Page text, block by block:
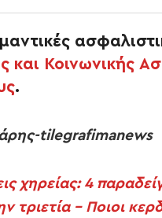
και Κοινωνικής
.
tilegrafimanews
χηρείας: 4
τριετία – Ποιοι